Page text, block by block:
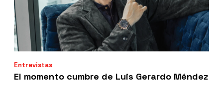
Entrevistas
El momento cumbre de Luis Gerardo Méndez